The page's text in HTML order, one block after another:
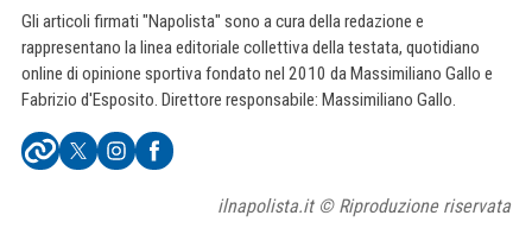
Gli articoli firmati "Napolista" sono a cura della redazione e
rappresentano la linea editoriale collettiva della testata, quotidiano
online di opinione sportiva fondato nel 2010 da Massimiliano Gallo e
Fabrizio d'Esposito. Direttore responsabile: Massimiliano Gallo.
ilnapolista.it © Riproduzione riservata